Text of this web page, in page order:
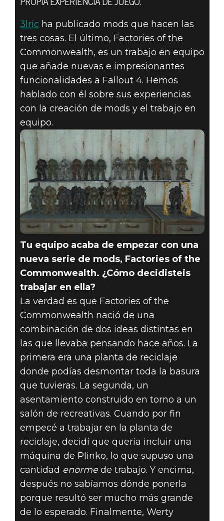
Fallout 4
20 de mayo de 2021
MODDER DEL
MES: 3LRIC
PROPIA EXPERIENCIA DE JUEGO.
3lric ha publicado mods que hacen las
tres cosas. El último, Factories of the
Commonwealth, es un trabajo en equipo
que añade nuevas e impresionantes
funcionalidades a Fallout 4. Hemos
hablado con él sobre sus experiencias
con la creación de mods y el trabajo en
equipo.
Tu equipo acaba de empezar con una
nueva serie de mods, Factories of the
Commonwealth. ¿Cómo decidisteis
trabajar en ella?
La verdad es que Factories of the
Commonwealth nació de una
combinación de dos ideas distintas en
las que llevaba pensando hace años. La
primera era una planta de reciclaje
donde podías desmontar toda la basura
que tuvieras. La segunda, un
asentamiento construido en torno a un
salón de recreativas. Cuando por fin
empecé a trabajar en la planta de
reciclaje, decidí que quería incluir una
máquina de Plinko, lo que supuso una
cantidad enormede trabajo. Y encima,
después no sabíamos dónde ponerla
porque resultó ser mucho más grande
de lo esperado. Finalmente, Werty